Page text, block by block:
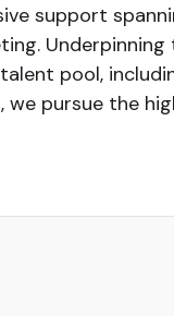
support
Underpinning
pool,
pursue the